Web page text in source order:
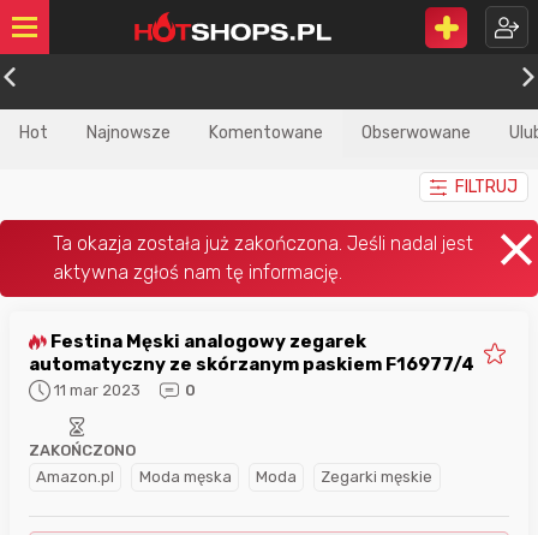
Hot Najnowsze Komentowane Obserwowane
FILTRUJ
automatyczny ze skórzanym paskiem F16977/4
11 mar 2023 0
Amazon.pl Moda męska Moda Zegarki męskie
ZAKOŃCZONO